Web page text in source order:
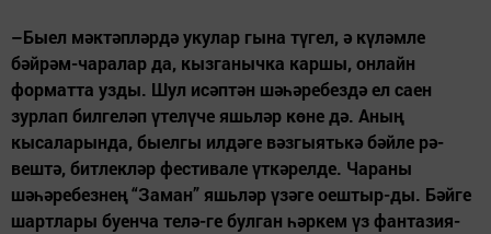
–Быел мәктәпләрдә укулар гына түгел, ә күләмле
бәйрәм-чаралар да, кызганычка каршы, онлайн
форматта узды. Шул исәптән шәһәребездә ел саен
зурлап билгеләп үтелүче яшьләр көне дә. Аның
кысаларында, быелгы илдәге вәзгыятькә бәйле рә-
вештә, битлекләр фестивале үткәрелде. Чараны
шәһәребезнең “Заман” яшьләр үзәге оештыр-ды. Бәйге
шартлары буенча телә-ге булган һәркем үз фантазия-